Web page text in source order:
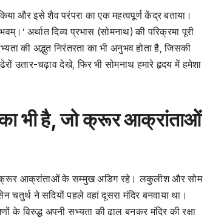
और इसे शैव परंपरा का एक महत्वपूर्ण केंद्र बताया।
अर्थात दिव्य प्रभास (सोमनाथ) की परिक्रमा पूरी
की अद्भुत निरंतरता का भी अनुभव होता है, जिसकी
उतार-चढ़ाव देखे, फिर भी सोमनाथ हमारे हृदय में हमेशा
भी है, जो क्रूर आक्रांताओं
क्रूर आक्रांताओं के सम्मुख अडिग रहे। लकुलीश और सोम
चतुर्थ ने सदियों पहले वहां दूसरा मंदिर बनवाया था।
विरुद्ध अपनी सभ्यता की ढाल बनकर मंदिर की रक्षा